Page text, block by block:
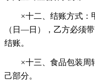
×十二、结账方式：
（日—日），乙方必须
结账。
×十三、食品包装周
己部分。